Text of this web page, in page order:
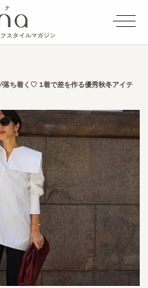
スタイルマガジン
落ち着く♡ 1着で差を作る優秀秋冬アイテ